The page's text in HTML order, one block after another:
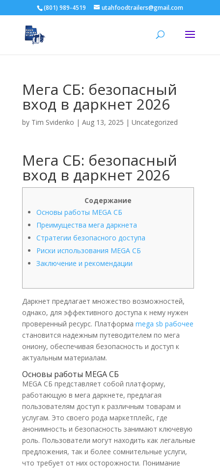
(801) 989-4519 utahfoodtrailers@gmail.com
Мега СБ: безопасный
вход в даркнет 2026
by Tim Svidenko | Aug 13, 2025 | Uncategorized
Мега СБ: безопасный
вход в даркнет 2026
Содержание
Основы работы MEGA СБ
Преимущества мега даркнета
Стратегии безопасного доступа
Риски использования MEGA СБ
Заключение и рекомендации
Даркнет предлагает множество возможностей,
однако, для эффективного доступа к нему нужен
проверенный ресурс. Платформа mega sb рабочее
становится надежным путеводителем по мега
ониону, обеспечивая безопасность и доступ к
актуальным материалам.
Основы работы MEGA СБ
MEGA СБ представляет собой платформу,
работающую в мега даркнете, предлагая
пользователям доступ к различным товарам и
услугам. Это своего рода маркетплейс, где
анонимность и безопасность занимают ключевую
роль. Пользователи могут находить как легальные
предложения, так и более сомнительные услуги,
что требует от них осторожности. Понимание